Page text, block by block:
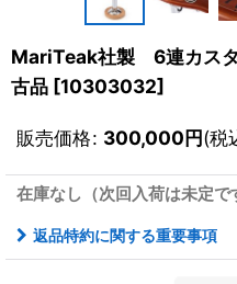
MariTeak社製 6連カス
古品 [10303032]
販売価格: 300,000円(税
在庫なし（次回入荷は未定で
返品特約に関する重要事項